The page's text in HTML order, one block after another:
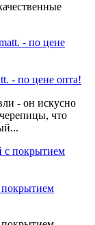
- по цене опта!
- он искусно
что
покрытием